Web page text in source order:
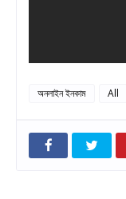
অনলাইন ইনকাম All